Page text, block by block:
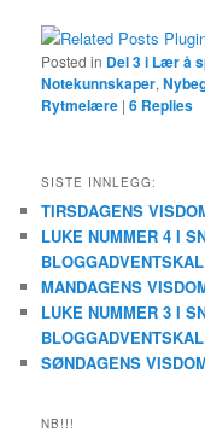
Posted in Del 3 i Lær å
Notekunnskaper,
Rytmelære |6 Replies
SISTE INNLEGG:
TIRSDAGENS
LUKE NUMMER 4 I
MANDAGENS
LUKE NUMMER 3 I
SØNDAGENS
NB!!!